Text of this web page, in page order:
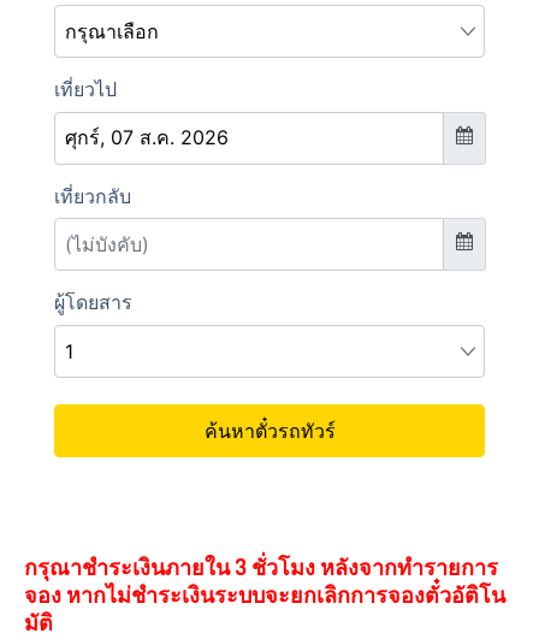
กรุณาชำระเงินภายใน 3 ชั่วโมง หลังจากทำรายการ
จอง หากไม่ชำระเงินระบบจะยกเลิกการจองตั๋วอัติโน
มัติ